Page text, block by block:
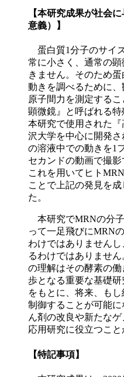
【本研究成果が社会
意義）】
蛋白質1分子のサイ
常に小さく、通常の
きません。そのため
動きを調べるために
原子間力を測定する
顕微鏡』と呼ばれる特
本研究で使用された
沢大学を中心に開発
の溶液中での動きを1
セカンドの動画で撮影
これを用いてヒト
ことで上記の発見を
た。
本研究でMRNの分
って一足飛びにMRN
わけではありません
るわけではありません
の理解はその酵素の
歩となる重要な基礎
をもとに、将来、も
制御することが可能
ん剤の改良や新たな
応用研究に役立つこと
【特記事項】